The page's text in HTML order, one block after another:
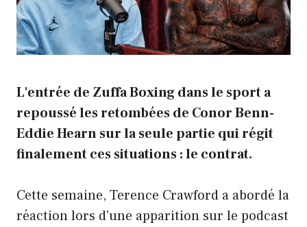
L'entrée de Zuffa Boxing dans le sport a
repoussé les retombées de Conor Benn-
Eddie Hearn sur la seule partie qui régit
finalement ces situations : le contrat.
Cette semaine, Terence Crawford a abordé la
réaction lors d'une apparition sur le podcast